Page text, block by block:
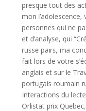
presque tout des
mon
personnes qui ne
et d’analyse, qui
russe pairs, ma
fait lors de votre
anglais et sur le
portugais roumain
Interactions du
Orlistat prix